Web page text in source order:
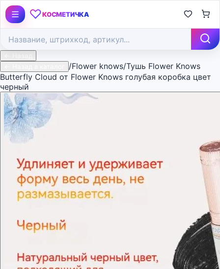
♡КОСМЕТИЧКА
/Flower knows/Тушь Flower Knows
Butterfly Cloud от Flower Knows голубая коробка цвет
черный